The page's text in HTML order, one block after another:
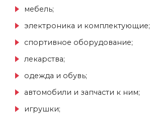
мебель;
электроника и комплектующие;
спортивное оборудование;
лекарства;
одежда и обувь;
автомобили и запчасти к ним;
игрушки;